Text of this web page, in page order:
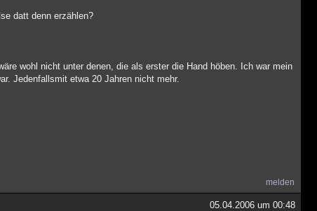
datt denn erzählen?
wohl nicht unter denen, die als erster die Hand höben. Ich war mein
Jedenfallsmit etwa 20 Jahren nicht mehr.
melden
05.04.2006 um 00:48